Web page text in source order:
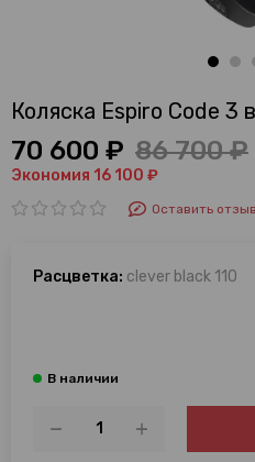
Коляска Espiro Code 3
70 600 ₽ 86 700 ₽
Экономия 16 100 ₽
Оставить отзыв
Расцветка: clever black 110